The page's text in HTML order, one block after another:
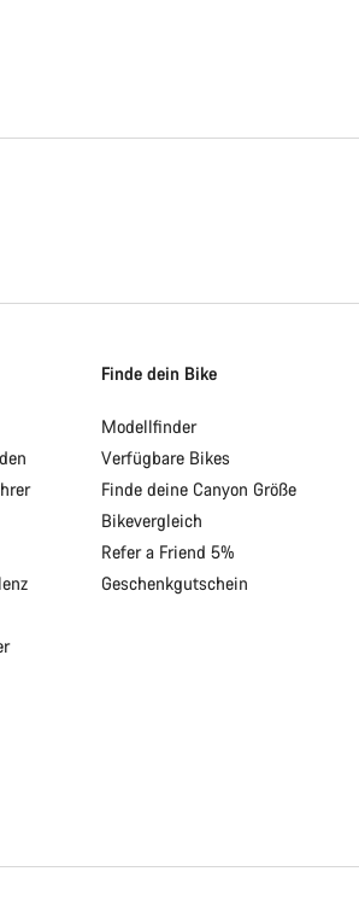
Finde dein Bike
Modellfinder
Verfügbare Bikes
Finde deine Canyon Größe
Bikevergleich
Refer a Friend 5%
Geschenkgutschein